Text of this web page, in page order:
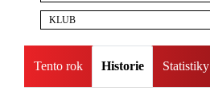
KLUB
Tento rok Historie Statistiky